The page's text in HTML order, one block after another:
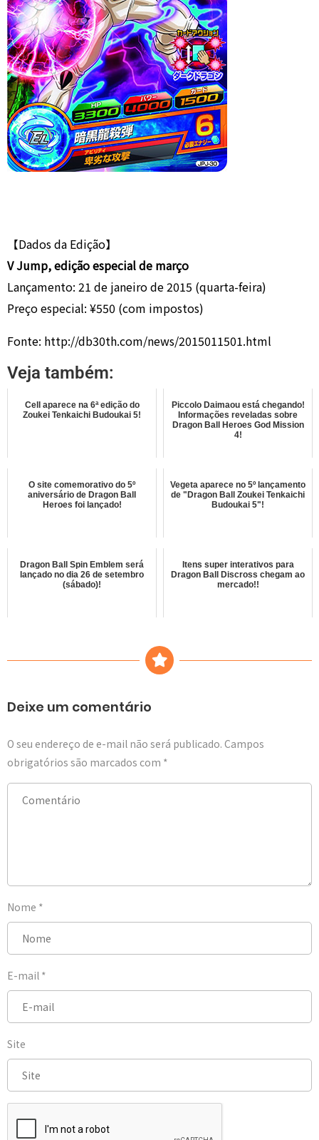
【Dados da Edição】
V Jump, edição especial de março
Lançamento: 21 de janeiro de 2015 (quarta-feira)
Preço especial: ¥550 (com impostos)
Fonte: http://db30th.com/news/2015011501.html
Veja também:
Cell aparece na 6ª edição do
Zoukei Tenkaichi Budoukai 5!
Piccolo Daimaou está chegando!
Informações reveladas sobre
Dragon Ball Heroes God Mission
4!
O site comemorativo do 5º
aniversário de Dragon Ball
Heroes foi lançado!
Vegeta aparece no 5º lançamento
de "Dragon Ball Zoukei Tenkaichi
Budoukai 5"!
Dragon Ball Spin Emblem será
lançado no dia 26 de setembro
(sábado)!
Itens super interativos para
Dragon Ball Discross chegam ao
mercado!!
Deixe um comentário
O seu endereço de e-mail não será publicado. Campos
obrigatórios são marcados com *
Nome *
E-mail *
Site